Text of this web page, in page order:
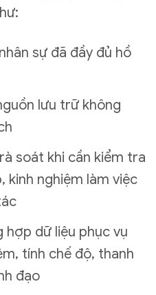
sự đã đầy đủ hồ
lưu trữ không
soát khi cần kiểm tra
kinh nghiệm làm việc
hợp dữ liệu phục vụ
tính chế độ, thanh
đạo